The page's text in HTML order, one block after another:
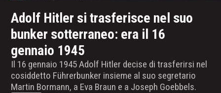
Adolf Hitler si trasferisce nel suo
bunker sotterraneo: era il 16
gennaio 1945
Il 16 gennaio 1945 Adolf Hitler decise di trasferirsi nel
cosiddetto Führerbunker insieme al suo segretario
Martin Bormann, a Eva Braun e a Joseph Goebbels.